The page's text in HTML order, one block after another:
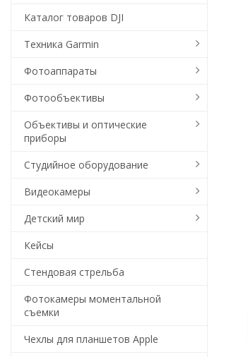
Каталог товаров DJI
Техника Garmin
Фотоаппараты
Фотообъективы
Объективы и оптические
приборы
Студийное оборудование
Видеокамеры
Детский мир
Кейсы
Стендовая стрельба
Фотокамеры моментальной
съемки
Чехлы для планшетов Apple